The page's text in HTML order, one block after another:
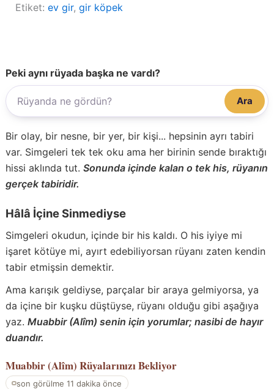
Etiket: ev gir, gir köpek
Peki aynı rüyada başka ne vardı?
Ara
Bir olay, bir nesne, bir yer, bir kişi... hepsinin ayrı tabiri
var. Simgeleri tek tek oku ama her birinin sende bıraktığı
hissi aklında tut. Sonunda içinde kalan o tek his, rüyanın
gerçek tabiridir.
Hâlâ İçine Sinmediyse
Simgeleri okudun, içinde bir his kaldı. O his iyiye mi
işaret kötüye mi, ayırt edebiliyorsan rüyanı zaten kendin
tabir etmişsin demektir.
Ama karışık geldiyse, parçalar bir araya gelmiyorsa, ya
da içine bir kuşku düştüyse, rüyanı olduğu gibi aşağıya
yaz. Muabbir (Alîm) senin için yorumlar; nasibi de hayır
duandır.
Muabbir (Alîm) Rüyalarınızı Bekliyor
son görülme 11 dakika önce